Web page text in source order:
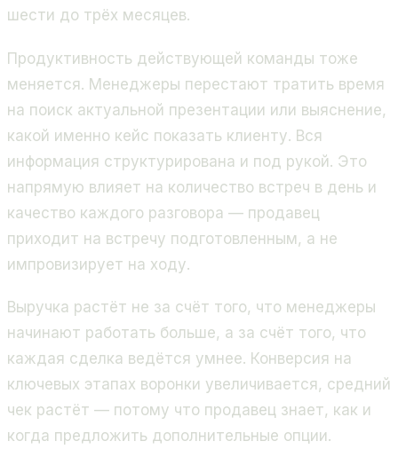
шести до трёх месяцев.
Продуктивность действующей команды тоже
меняется. Менеджеры перестают тратить время
на поиск актуальной презентации или выяснение,
какой именно кейс показать клиенту. Вся
информация структурирована и под рукой. Это
напрямую влияет на количество встреч в день и
качество каждого разговора — продавец
приходит на встречу подготовленным, а не
импровизирует на ходу.
Выручка растёт не за счёт того, что менеджеры
начинают работать больше, а за счёт того, что
каждая сделка ведётся умнее. Конверсия на
ключевых этапах воронки увеличивается, средний
чек растёт — потому что продавец знает, как и
когда предложить дополнительные опции.